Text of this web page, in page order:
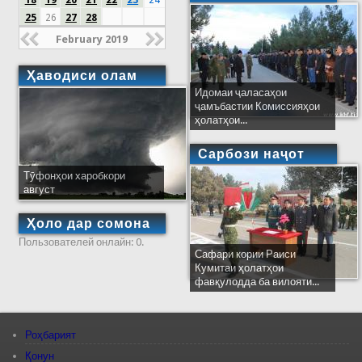
25
26 27 28
February 2019
Ҳаводиси олам
Тӯфонҳои харобкори
август
Ҳоло дар сомона
Пользователей онлайн: 0.
Идомаи ҷаласаҳои
ҷамъбастии Комиссияҳои
ҳолатҳои...
Сарбози наҷот
Сафари кории Раиси
Кумитаи ҳолатҳои
фавқулодда ба вилояти...
Роҳбарият
Қонун